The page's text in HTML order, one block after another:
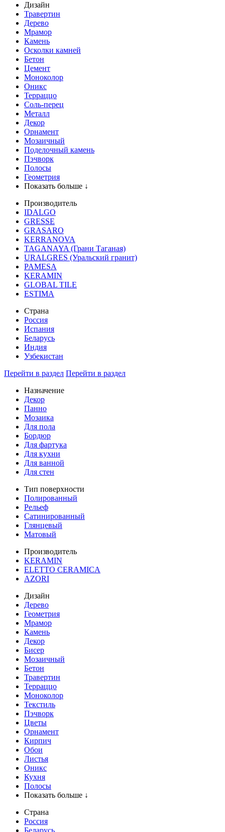
Дизайн
Травертин
Дерево
Мрамор
Камень
Осколки камней
Бетон
Цемент
Моноколор
Оникс
Терраццо
Соль-перец
Металл
Декор
Орнамент
Мозаичный
Поделочный камень
Пэчворк
Полосы
Геометрия
Показать больше ↓
Производитель
IDALGO
GRESSE
GRASARO
KERRANOVA
TAGANAYA (Грани Таганая)
URALGRES (Уральский гранит)
PAMESA
KERAMIN
GLOBAL TILE
ESTIMA
Страна
Россия
Испания
Беларусь
Индия
Узбекистан
Перейти в раздел Перейти в раздел
Назначение
Декор
Панно
Мозаика
Для пола
Бордюр
Для фартука
Для кухни
Для ванной
Для стен
Тип поверхности
Полированный
Рельеф
Сатинированный
Глянцевый
Матовый
Производитель
KERAMIN
ELETTO CERAMICA
AZORI
Дизайн
Дерево
Геометрия
Мрамор
Камень
Декор
Бисер
Мозаичный
Бетон
Травертин
Терраццо
Моноколор
Текстиль
Пэчворк
Цветы
Орнамент
Кирпич
Обои
Листья
Оникс
Кухня
Полосы
Показать больше ↓
Страна
Россия
Беларусь